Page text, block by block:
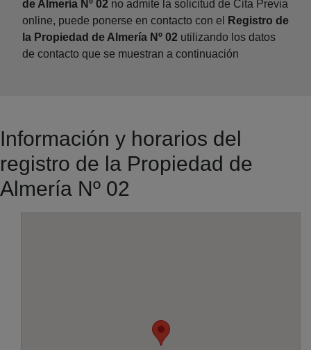
de Almería Nº 02 no admite la solicitud de Cita Previa
online, puede ponerse en contacto con el
Registro de
la Propiedad de Almería Nº 02 utilizando los datos
de contacto que se muestran a continuación
Información y horarios del
registro de la Propiedad de
Almería Nº 02